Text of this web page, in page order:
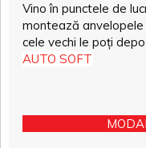
Vino în punctele de
montează
cele vechi le poți
AUTO SOFT